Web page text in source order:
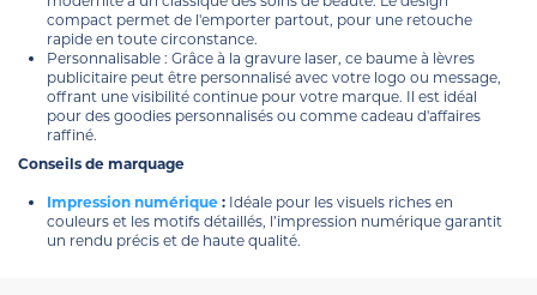
compact permet de l'emporter partout, pour une retouche
rapide en toute circonstance.
Personnalisable : Grâce à la gravure laser, ce baume à lèvres
publicitaire peut être personnalisé avec votre logo ou message,
offrant une visibilité continue pour votre marque. Il est idéal
pour des goodies personnalisés ou comme cadeau d'affaires
raffiné.
Conseils de marquage
Impression numérique : Idéale pour les visuels riches en
couleurs et les motifs détaillés, l’impression numérique garantit
un rendu précis et de haute qualité.